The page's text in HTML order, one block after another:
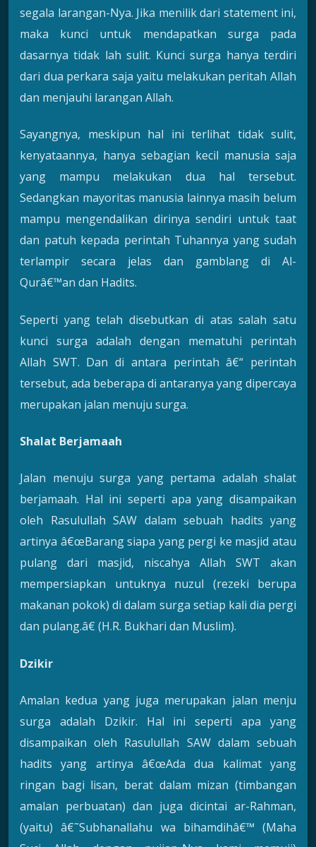
segala larangan-Nya. Jika menilik dari statement ini,
maka kunci untuk mendapatkan surga pada
dasarnya tidak lah sulit. Kunci surga hanya terdiri
dari dua perkara saja yaitu melakukan peritah Allah
dan menjauhi larangan Allah.
Sayangnya, meskipun hal ini terlihat tidak sulit,
kenyataannya, hanya sebagian kecil manusia saja
yang mampu melakukan dua hal tersebut.
Sedangkan mayoritas manusia lainnya masih belum
mampu mengendalikan dirinya sendiri untuk taat
dan patuh kepada perintah Tuhannya yang sudah
terlampir secara jelas dan gamblang di Al-
Qurâ€™an dan Hadits.
Seperti yang telah disebutkan di atas salah satu
kunci surga adalah dengan mematuhi perintah
Allah SWT. Dan di antara perintah â€“ perintah
tersebut, ada beberapa di antaranya yang dipercaya
merupakan jalan menuju surga.
Shalat Berjamaah
Jalan menuju surga yang pertama adalah shalat
berjamaah. Hal ini seperti apa yang disampaikan
oleh Rasulullah SAW dalam sebuah hadits yang
artinya â€œBarang siapa yang pergi ke masjid atau
pulang dari masjid, niscahya Allah SWT akan
mempersiapkan untuknya nuzul (rezeki berupa
makanan pokok) di dalam surga setiap kali dia pergi
dan pulang.â€ (H.R. Bukhari dan Muslim).
Dzikir
Amalan kedua yang juga merupakan jalan menju
surga adalah Dzikir. Hal ini seperti apa yang
disampaikan oleh Rasulullah SAW dalam sebuah
hadits yang artinya â€œAda dua kalimat yang
ringan bagi lisan, berat dalam mizan (timbangan
amalan perbuatan) dan juga dicintai ar-Rahman,
(yaitu) â€˜Subhanallahu wa bihamdihâ€™ (Maha